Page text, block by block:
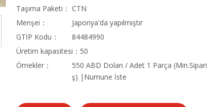
Taşıma Paketi： CTN
Menşei：
Japonya'da yapılmıştır
GTİP Kodu：
84484990
Üretim kapasitesi： 50
Örnekler：
550 ABD Doları / Adet 1 Parça (Min.Sipari
ş) |Numune İste